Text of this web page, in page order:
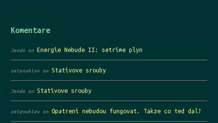
Komentare
Jenda on Energie Nebude II: setrime plyn
zelenohlav onStativove srouby
Jenda onStativove srouby
zelenohlav onOpatreni nebudou fungovat. Takze co ted dal?